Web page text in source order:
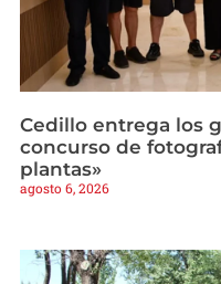
Cedillo entrega los
concurso de
plantas»
agosto 6, 2026